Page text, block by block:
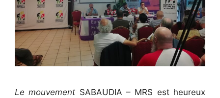
Lemouvement SABAUDIA – MRS est heureux